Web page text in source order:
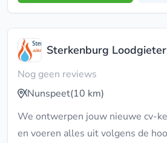
Sterkenburg
Nog geen reviews
Nunspeet(10 km)
We ontwerpen jouw nieuwe cv-
en voeren alles uit volgens de